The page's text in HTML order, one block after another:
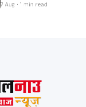
7 Aug • 1 min read